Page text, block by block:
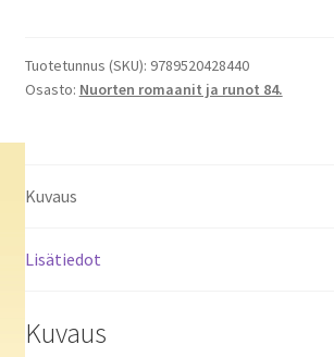
varjelukset
määrä
Tuotetunnus (SKU): 9789520428440
Osasto: Nuorten romaanit ja runot 84.
Kuvaus
Lisätiedot
Kuvaus